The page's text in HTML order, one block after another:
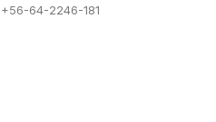
+56-64-2246-181